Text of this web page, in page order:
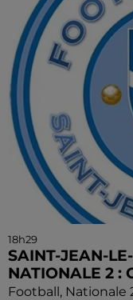
18h29
SAINT-JEAN-
NATIONALE 2 :
Football, Nationale